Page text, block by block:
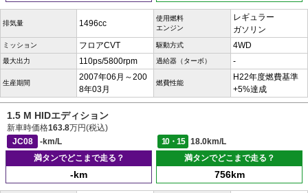
排気量 1496cc
使用燃料
エンジン
レギュラー
ガソリン
ミッション フロアCVT 駆動方式 4WD
最大出力 110ps/5800rpm 過給器（ターボ） -
生産期間
2007年06月～200
8年03月
燃費性能
H22年度燃費基準
+5%達成
1.5 M HIDエディション
新車時価格163.8万円(税込)
JC08
-km/L 10・15
18.0km/L
満タンでどこまで走る？
-km
満タンでどこまで走る？
756km